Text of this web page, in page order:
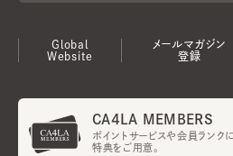
Global
Website
メールマガジン
登録
CA4LA MEMBERS
ポイントサービスや会員ランク
特典をご用意。